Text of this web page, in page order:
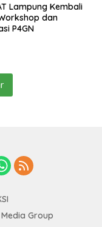
Lampung Kembali
dan
P4GN
Group